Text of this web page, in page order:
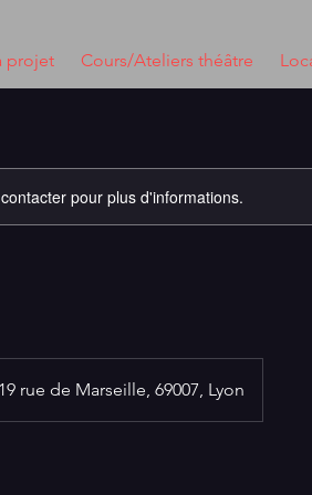
projet Cours/Ateliers théâtre
pour plus d'informations.
rue de Marseille, 69007, Lyon